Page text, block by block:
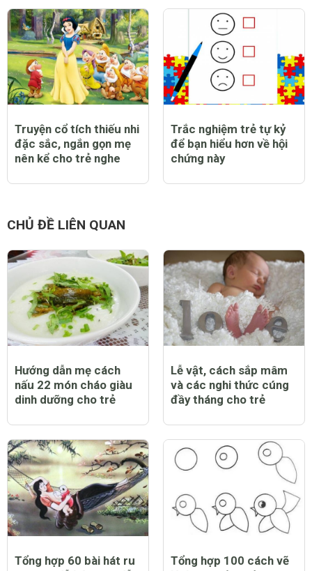
Truyện cổ tích thiếu nhi
đặc sắc, ngắn gọn mẹ
nên kể cho trẻ nghe
Trắc nghiệm trẻ tự kỷ
để bạn hiểu hơn về hội
chứng này
CHỦ ĐỀ LIÊN QUAN
Hướng dẫn mẹ cách
nấu 22 món cháo giàu
dinh dưỡng cho trẻ
Lễ vật, cách sắp mâm
và các nghi thức cúng
đầy tháng cho trẻ
Tổng hợp 60 bài hát ru
Tổng hợp 100 cách vẽ